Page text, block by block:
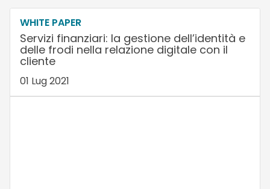
WHITE PAPER
Servizi finanziari: la gestione dell’identità e
delle frodi nella relazione digitale con il
cliente
01 Lug 2021